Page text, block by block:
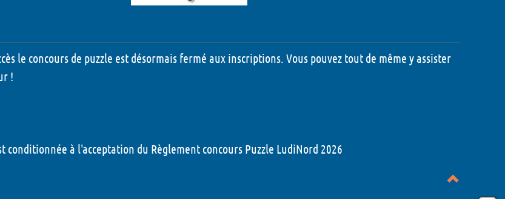
Dédicaces - 2026
Grandeur Nature - 2026
Animations Chapiteau Montaigne
le concours de puzzle est désormais fermé aux inscriptions. Vous pouvez tout de même y assister
!
conditionnée à l'acceptation du Règlement concours Puzzle LudiNord 2026